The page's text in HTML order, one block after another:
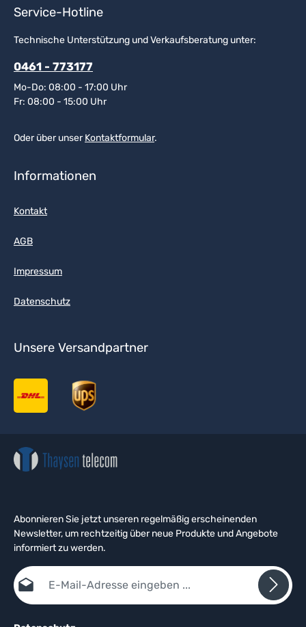
Service-Hotline
Technische Unterstützung und Verkaufsberatung unter:
0461 - 773177
Mo-Do: 08:00 - 17:00 Uhr
Fr: 08:00 - 15:00 Uhr
Oder über unserKontaktformular.
Informationen
Kontakt
AGB
Impressum
Datenschutz
Unsere Versandpartner
Abonnieren Sie jetzt unseren regelmäßig erscheinenden
Newsletter, um rechtzeitig über neue Produkte und Angebote
informiert zu werden.
E-Mail-Adresse*